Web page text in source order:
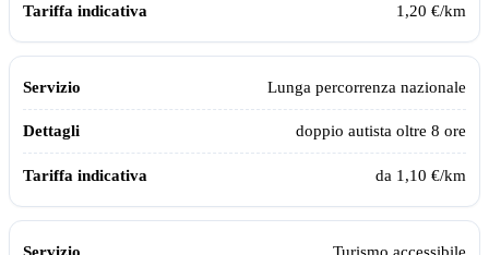
1,20 €/km
Lunga percorrenza nazionale
doppio autista oltre 8 ore
da 1,10 €/km
Turismo accessibile